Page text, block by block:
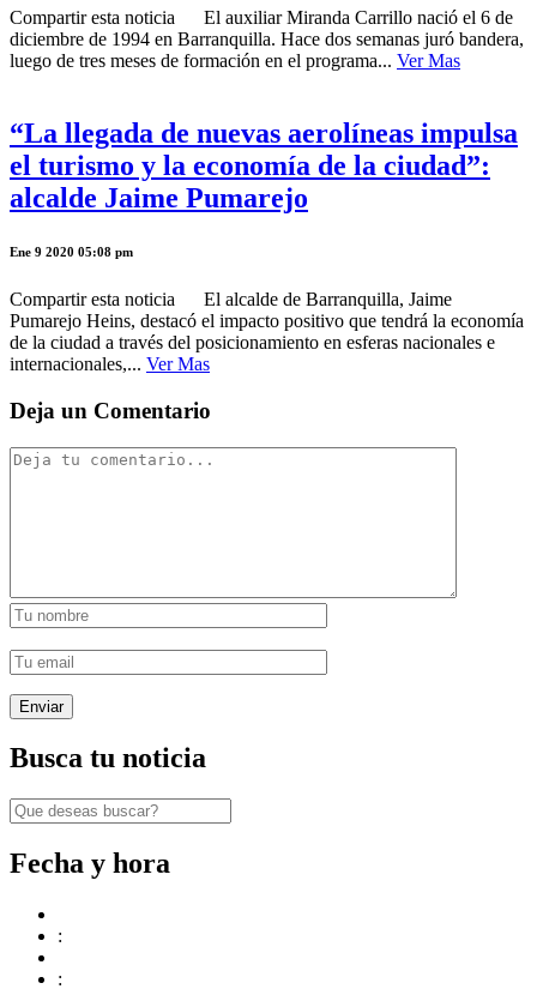
Compartir esta noticia El auxiliar Miranda Carrillo nació el 6 de
diciembre de 1994 en Barranquilla. Hace dos semanas juró bandera,
luego de tres meses de formación en el programa... Ver Mas
“La llegada de nuevas aerolíneas impulsa
el turismo y la economía de la ciudad”:
alcalde Jaime Pumarejo
Ene 9 2020 05:08 pm
Compartir esta noticia El alcalde de Barranquilla, Jaime
Pumarejo Heins, destacó el impacto positivo que tendrá la economía
de la ciudad a través del posicionamiento en esferas nacionales e
internacionales,... Ver Mas
Deja un Comentario
Busca tu noticia
Fecha y hora
:
: